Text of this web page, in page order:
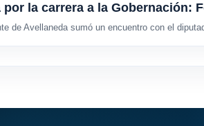
por la carrera a la Gobernación:
de Avellaneda sumó un encuentro con el